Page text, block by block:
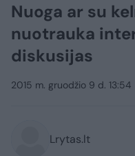
Nuoga ar su
nuotrauka
diskusijas
2015 m. gruodžio 9 d. 13:54
Lrytas.lt